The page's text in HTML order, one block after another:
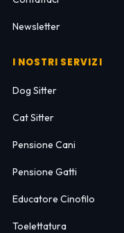
Newsletter
I NOSTRI SERVIZI
Dog Sitter
Cat Sitter
Pensione Cani
Pensione Gatti
Educatore Cinofilo
Toelettatura